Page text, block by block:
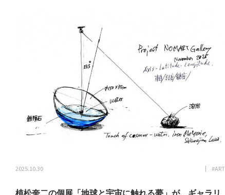
2025.10.30 #ART
植松奎二の個展「地球と宇宙に触れる夢」が、ギャラリ